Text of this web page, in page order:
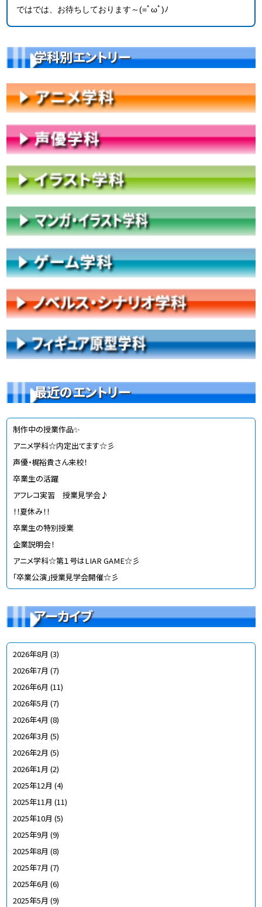
学科別エントリー
最近のエントリー
制作中の授業作品✨
アニメ学科☆内定出てます☆彡
声優・梶裕貴さん来校！
卒業生の活躍
アフレコ実習 授業見学会♪
！！夏休み！！
卒業生の特別授業
企業説明会！
アニメ学科☆第１号はLIAR GAME☆彡
「卒業公演」授業見学会開催☆彡
アーカイブ
2026年8月 (3)
2026年7月 (7)
2026年6月 (11)
2026年5月 (7)
2026年4月 (8)
2026年3月 (5)
2026年2月 (5)
2026年1月 (2)
2025年12月 (4)
2025年11月 (11)
2025年10月 (5)
2025年9月 (9)
2025年8月 (8)
2025年7月 (7)
2025年6月 (6)
2025年5月 (9)
ではでは、お待ちしております～(=ﾟωﾟ)ﾉ